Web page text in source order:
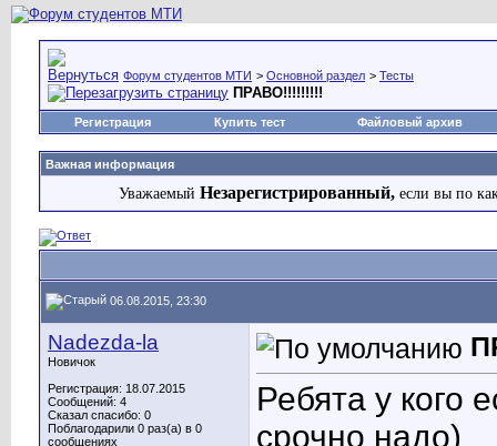
Форум студентов МТИ > Основной раздел > Тесты
ПРАВО!!!!!!!!!
Регистрация Купить тест Файловый архив
Важная информация
Уважаемый Незарегистрированный, если вы по
06.08.2015, 23:30
Nadezda-la
Новичок
Регистрация: 18.07.2015
Сообщений: 4
Сказал спасибо: 0
Поблагодарили 0 раз(а) в 0
сообщениях
Ребята у кого
срочно надо)